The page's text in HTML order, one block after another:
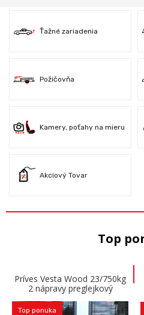
Ťažné zariadenia
Požičovňa
Kamery, poťahy na mieru
Akciový Tovar
Top
Príves Vesta Wood 23/750kg
2 nápravy preglejkový
Top ponuka